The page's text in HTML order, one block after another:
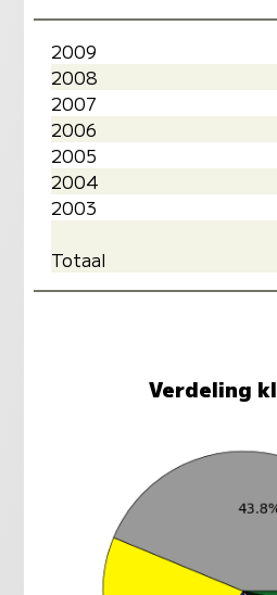
2009
2008
2007
2006
2005
2004
2003
Totaal
Verdeling